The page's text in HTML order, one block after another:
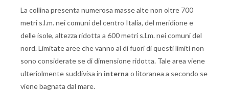
La collina presenta numerosa masse alte non oltre 700
metri s.l.m. nei comuni del centro Italia, del meridione e
delle isole, altezza ridotta a 600 metri s.l.m. nei comuni del
nord. Limitate aree che vanno al di fuori di questi limiti non
sono considerate se di dimensione ridotta. Tale area viene
ulteriolmente suddivisa in interna o litoranea a secondo se
viene bagnata dal mare.